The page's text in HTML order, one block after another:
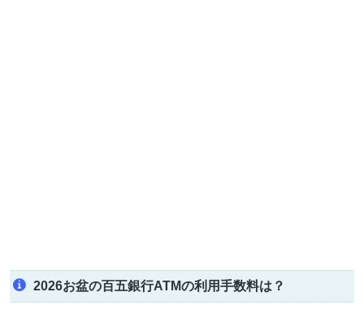
2026お盆の百五銀行ATMの利用手数料は？